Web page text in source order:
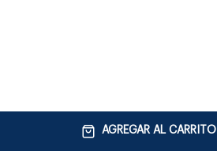
AGREGAR AL CARRITO